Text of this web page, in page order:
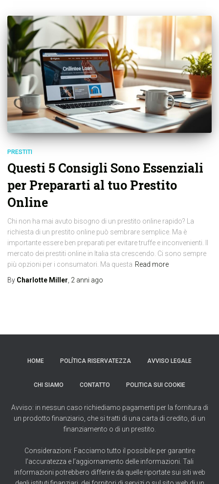
PRESTITI
Questi 5 Consigli Sono Essenziali
per Prepararti al tuo Prestito
Online
Chi non ha mai avuto bisogno di un prestito online rapido? La
richiesta di un prestito online può sembrare semplice. Ma è
importante essere ben preparati per evitare truffe e inconvenienti. Il
mercato dei prestiti online in Italia sta crescendo. Ci sono sempre
più opzioni per i consumatori. Ma questa Read more
By Charlotte Miller 2 anni ago
HOME POLÍTICA RISERVATEZZA AVVISO LEGALE
CHI SIAMO CONTATTO POLITICA SUI COOKIE
Avviso: in nessun caso richiediamo pagamenti per la fornitura di
un prodotto finanziario, che si tratti di una carta di credito, di un
finanziamento o di un prestito.
Considerazioni: Facciamo tutto il possibile per garantire
l’accuratezza e l’aggiornamento delle informazioni. Tali
informazioni potrebbero differire da quelle riportate sui siti web